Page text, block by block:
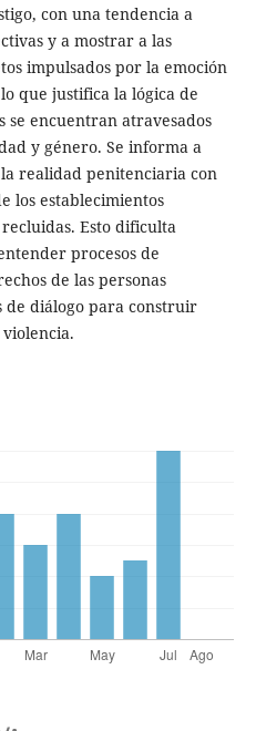
con una tendencia a
y a mostrar a las
impulsados por la emoción
que justifica la lógica de
se encuentran atravesados
y género. Se informa a
realidad penitenciaria con
los establecimientos
Esto dificulta
procesos de
de las personas
de diálogo para construir